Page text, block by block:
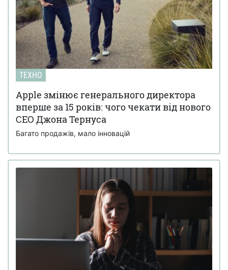
ТЕХНО
Apple змінює генерального директора
вперше за 15 років: чого чекати від нового
CEO Джона Тернуса
Багато продажів, мало інновацій